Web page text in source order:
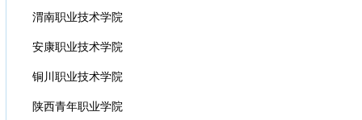
渭南职业技术学院
安康职业技术学院
铜川职业技术学院
陕西青年职业学院